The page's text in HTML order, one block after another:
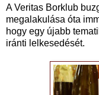
A Veritas Borklub
megalakulása óta
hogy egy újabb
iránti lelkesedését.